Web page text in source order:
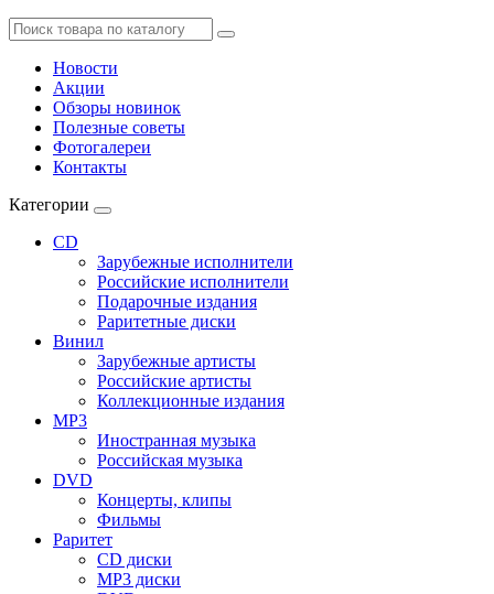
Новости
Акции
Обзоры новинок
Полезные советы
Фотогалереи
Контакты
Категории
CD
Зарубежные исполнители
Российские исполнители
Подарочные издания
Раритетные диски
Винил
Зарубежные артисты
Российские артисты
Коллекционные издания
MP3
Иностранная музыка
Российская музыка
DVD
Концерты, клипы
Фильмы
Раритет
CD диски
MP3 диски